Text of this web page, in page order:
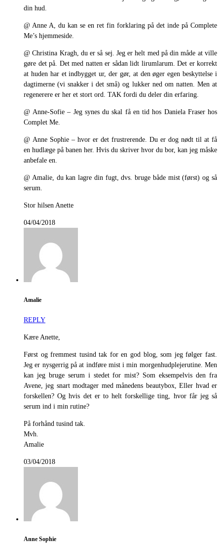
din hud.
@ Anne A, du kan se en ret fin forklaring på det inde på Complete
Me’s hjemmeside.
@ Christina Kragh, du er så sej. Jeg er helt med på din måde at ville
gøre det på. Det med natten er sådan lidt lirumlarum. Det er korrekt
at huden har et indbygget ur, der gør, at den øger egen beskyttelse i
dagtimerne (vi snakker i det små) og lukker ned om natten. Men at
regenerere er her et stort ord. TAK fordi du deler din erfaring.
@ Anne-Sofie – Jeg synes du skal få en tid hos Daniela Fraser hos
Complet Me.
@ Anne Sophie – hvor er det frustrerende. Du er dog nødt til at få
en hudlæge på banen her. Hvis du skriver hvor du bor, kan jeg måske
anbefale en.
@ Amalie, du kan lagre din fugt, dvs. bruge både mist (først) og så
serum.
Stor hilsen Anette
04/04/2018
Amalie
REPLY
Kære Anette,
Først og fremmest tusind tak for en god blog, som jeg følger fast.
Jeg er nysgerrig på at indføre mist i min morgenhudplejerutine. Men
kan jeg bruge serum i stedet for mist? Som eksempelvis den fra
Avene, jeg snart modtager med månedens beautybox, Eller hvad er
forskellen? Og hvis det er to helt forskellige ting, hvor får jeg så
serum ind i min rutine?
På forhånd tusind tak.
Mvh.
Amalie
03/04/2018
Anne Sophie